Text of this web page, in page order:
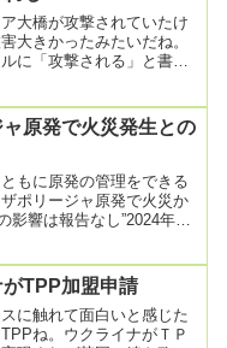
大橋が攻撃されていたけ
大きかったみたいだね。
に「攻撃される」と書い
原発で火災発生との
もに原発の管理をできる
ポリージャ原発で火災か
影響は報告なし”2024年8
がTPP加盟申請
に触れて面白いと感じた
ね。ウクライナがＴＰ